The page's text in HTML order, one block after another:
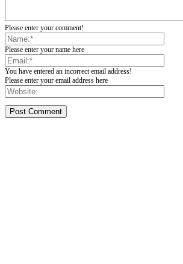
Please enter your comment!
Please enter your name here
You have entered an incorrect email address!
Please enter your email address here